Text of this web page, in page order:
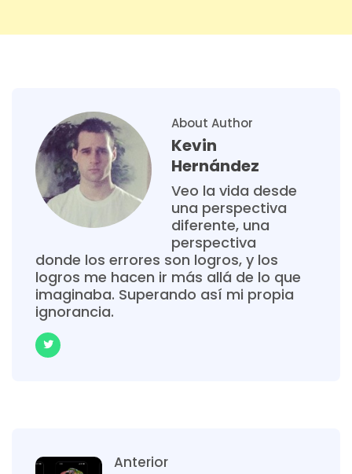
About Author
Kevin
Hernández
Veo la vida desde
una perspectiva
diferente, una
perspectiva
donde los errores son logros, y los
logros me hacen ir más allá de lo que
imaginaba. Superando así mi propia
ignorancia.
Anterior